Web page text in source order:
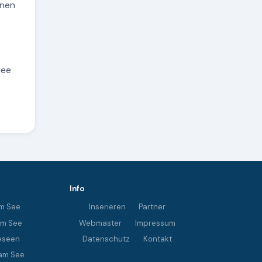
See
See
See
Info
Inserieren
Partner
Webmaster
Impressum
Datenschutz
Kontakt